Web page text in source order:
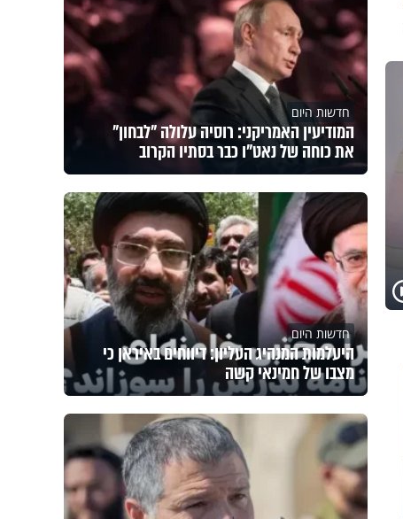
חדשות היום
המודיעין האמריקני: רוסיה עלולה "לבחון"
את כוחה של נאט"ו כבר בסתיו הקרוב
חדשות היום
היעלמות המנהיג העליון: דיווחים באיראן כי
מצבו של חמינאי קשה